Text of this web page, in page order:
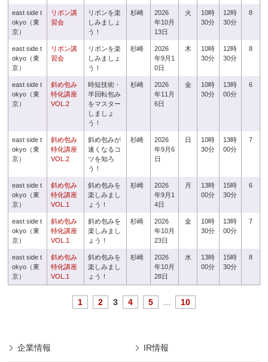
east side t
okyo（東
京）
リボン講
習会
リボンを楽
しみましょ
う！
杉崎
2026
年10月
13日
火
10時
30分
12時
30分
8
east side t
okyo（東
京）
リボン講
習会
リボンを楽
しみましょ
う！
杉崎
2026
年9月1
0日
木
10時
30分
12時
30分
8
east side t
okyo（東
京）
斜め包み
特化講座
VOL.2
時短技術・
半回転包み
をマスター
しましょ
う！
杉崎
2026
年11月
6日
金
10時
30分
13時
00分
6
east side t
okyo（東
京）
斜め包み
特化講座
VOL.2
斜め包みが
速くなるコ
ツを知ろ
う！
杉崎
2026
年9月6
日
日
10時
30分
13時
00分
7
east side t
okyo（東
京）
斜め包み
特化講座
VOL.1
斜め包みを
楽しみまし
ょう！
杉崎
2026
年9月1
4日
月
13時
00分
15時
30分
6
east side t
okyo（東
京）
斜め包み
特化講座
VOL.1
斜め包みを
楽しみまし
ょう！
杉崎
2026
年10月
23日
金
10時
30分
13時
00分
7
east side t
okyo（東
京）
斜め包み
特化講座
VOL.1
斜め包みを
楽しみまし
ょう！
杉崎
2026
年10月
28日
水
13時
00分
15時
30分
8
1 2 3 4 5 10
企業情報 IR情報